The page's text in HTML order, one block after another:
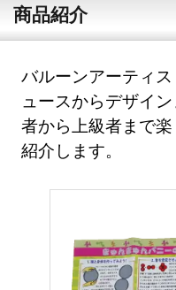
商品紹介
バルーンアーティ
ュースからデザイ
者から上級者まで
紹介します。